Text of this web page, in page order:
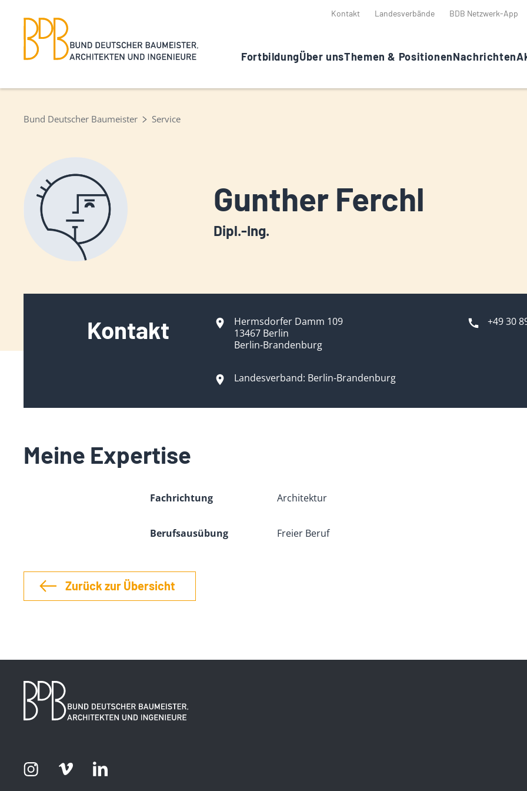
Kontakt Landesverbände BDB Netzwerk-App
FortbildungÜber unsThemen & PositionenNachrichten
Bund Deutscher Baumeister Service
Gunther Ferchl
Dipl.-Ing.
Kontakt
Hermsdorfer Damm 109
13467 Berlin
Berlin-Brandenburg
+49 30
Landesverband: Berlin-Brandenburg
Meine Expertise
Fachrichtung Architektur
Berufsausübung Freier Beruf
Zurück zur Übersicht